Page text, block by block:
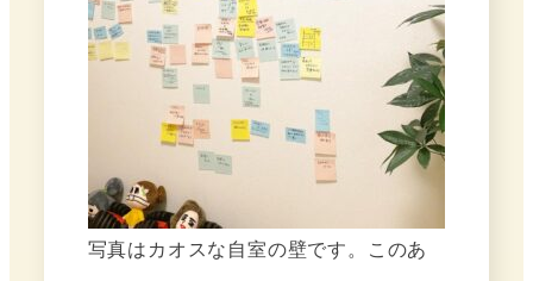
写真はカオスな自室の壁です。このあ